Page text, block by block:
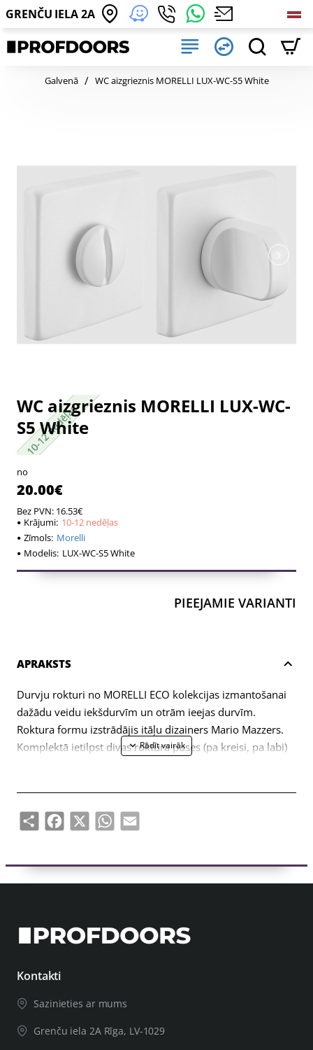
GRENČU IELA 2A
GalvenāhomeWC aizgrieznis MORELLI LUX-WC-S5 White
10-12 nedēļas
10-12 nedēļas
WC aizgrieznis MORELLI LUX-WC-
S5 White
no
20.00€
Bez PVN: 16.53€
Krājumi: 10-12 nedēļas
Zīmols: Morelli
Modelis: LUX-WC-S5 White
PIEEJAMIE VARIANTI
APRAKSTS
Durvju rokturi no MORELLI ECO kolekcijas izmantošanai
dažādu veidu iekšdurvīm un otrām ieejas durvīm.
Roktura formu izstrādājis itāļu dizainers Mario Mazzers.
Komplektā ietilpst divas roktura puses (pa kreisi, pa labi)
ShareFacebook
X WhatsApp
Email
Kontakti
Sazinieties ar mums
Grenču iela 2A Rīga, LV-1029